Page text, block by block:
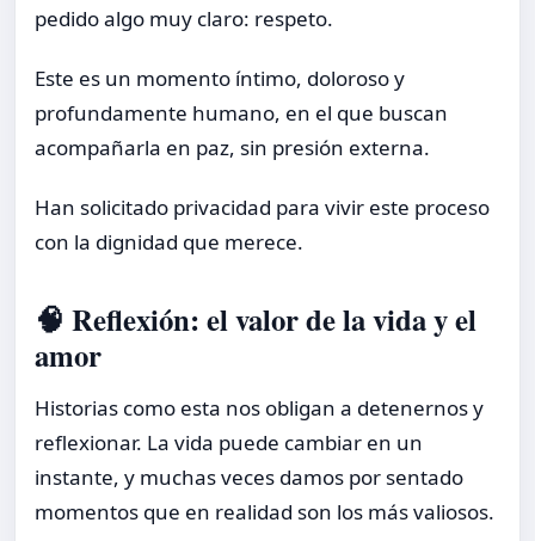
pedido algo muy claro: respeto.
Este es un momento íntimo, doloroso y
profundamente humano, en el que buscan
acompañarla en paz, sin presión externa.
Han solicitado privacidad para vivir este proceso
con la dignidad que merece.
🧠 Reflexión: el valor de la vida y el
amor
Historias como esta nos obligan a detenernos y
reflexionar. La vida puede cambiar en un
instante, y muchas veces damos por sentado
momentos que en realidad son los más valiosos.